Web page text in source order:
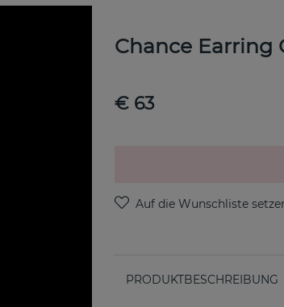
Chance Earring
€ 63
PRODUKTBESCHREIBUNG